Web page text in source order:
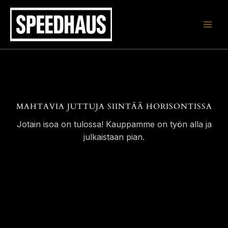
Siirry
sisältöön
MAHTAVIA JUTTUJA SIINTÄÄ HORISONTISSA
Jotain isoa on tulossa! Kauppamme on työn alla ja
julkaistaan pian.